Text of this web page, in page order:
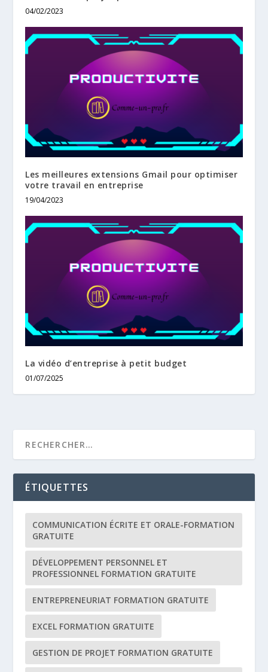
04/02/2023
Les meilleures extensions Gmail pour optimiser
votre travail en entreprise
19/04/2023
La vidéo d’entreprise à petit budget
01/07/2025
ÉTIQUETTES
COMMUNICATION ÉCRITE ET ORALE-FORMATION
GRATUITE
DÉVELOPPEMENT PERSONNEL ET
PROFESSIONNEL FORMATION GRATUITE
ENTREPRENEURIAT FORMATION GRATUITE
EXCEL FORMATION GRATUITE
GESTION DE PROJET FORMATION GRATUITE